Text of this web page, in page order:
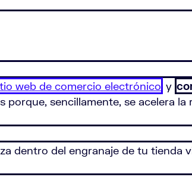
web de comercio electrónico y
sencillamente, se acelera la
dentro del engranaje de tu tienda